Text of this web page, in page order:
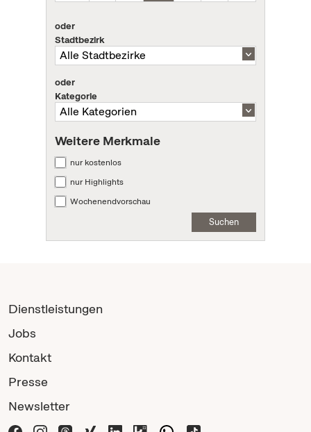
oder
Stadtbezirk
oder
Kategorie
Weitere Merkmale
nur kostenlos
nur Highlights
Wochenendvorschau
Suchen
Dienstleistungen
Jobs
Kontakt
Presse
Newsletter